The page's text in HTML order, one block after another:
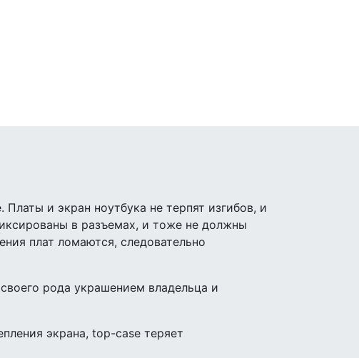
и экран ноутбука не терпят изгибов, и
в разъемах, и тоже не должны
плат ломаются, следовательно
рода украшением владельца и
экрана, top-case теряет